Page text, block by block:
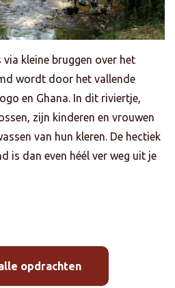
kleine bruggen over het
wordt door het vallende
en Ghana. In dit riviertje,
zijn kinderen en vrouwen
van hun kleren. De hectiek
is dan even héél ver weg uit je
opdrachten